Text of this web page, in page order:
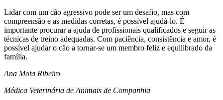
Lidar com um cão agressivo pode ser um desafio, mas com
compreensão e as medidas corretas, é possível ajudá-lo. É
importante procurar a ajuda de profissionais qualificados e seguir as
técnicas de treino adequadas. Com paciência, consistência e amor, é
possível ajudar o cão a tornar-se um membro feliz e equilibrado da
família.
Ana Mota Ribeiro
Médica Veterinária de Animais de Companhia